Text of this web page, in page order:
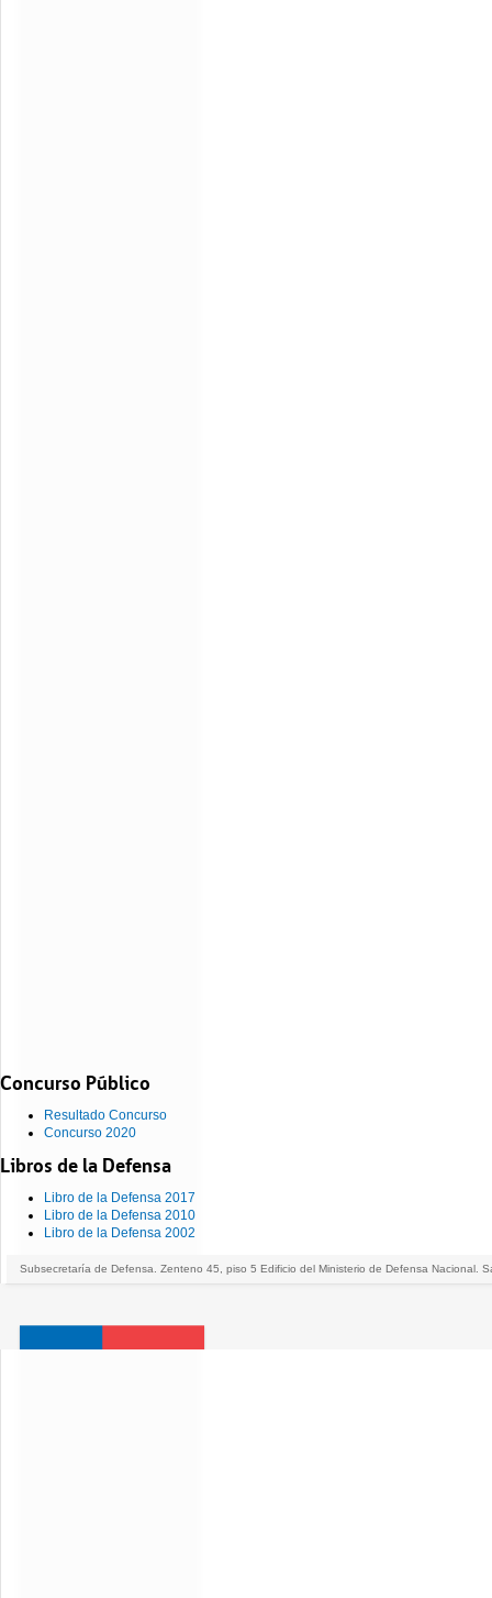
Concurso Público
Resultado Concurso
Concurso 2020
Libros de la Defensa
Libro de la Defensa 2017
Libro de la Defensa 2010
Libro de la Defensa 2002
Subsecretaría de Defensa. Zenteno 45, piso 5 Edificio del Ministerio de Defensa Nacional.